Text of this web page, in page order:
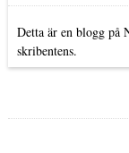
Detta är en blogg på
skribentens.